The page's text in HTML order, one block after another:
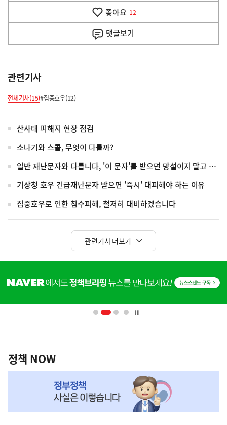
기
좋아요 12
댓글보기
관련기사
전체기사(15)#집중호우(12)
산사태 피해지 현장 점검
소나기와 스콜, 무엇이 다를까?
일반 재난문자와 다릅니다, '이 문자'를 받으면 망설이지 말고 대피하세요!
기상청 호우 긴급재난문자 받으면 '즉시' 대피해야 하는 이유
집중호우로 인한 침수피해, 철저히 대비하겠습니다
관련기사 더보기
단
배
영
책
NOW,
정책 NOW